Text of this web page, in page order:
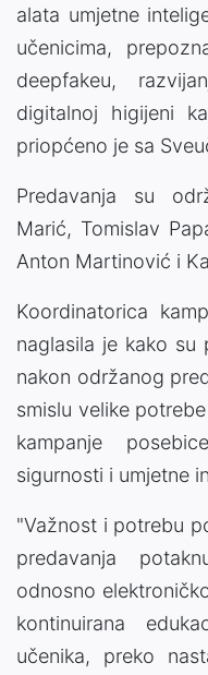
alata umjetne
učenicima,
deepfakeu,
digitalnoj higijeni
priopćeno je sa
Predavanja su
Marić, Tomislav
Anton Martinović i
Koordinatorica
naglasila je kako su
nakon održanog
smislu velike
kampanje
sigurnosti i umjetne
"Važnost i potrebu
predavanja
odnosno
kontinuirana
učenika, preko